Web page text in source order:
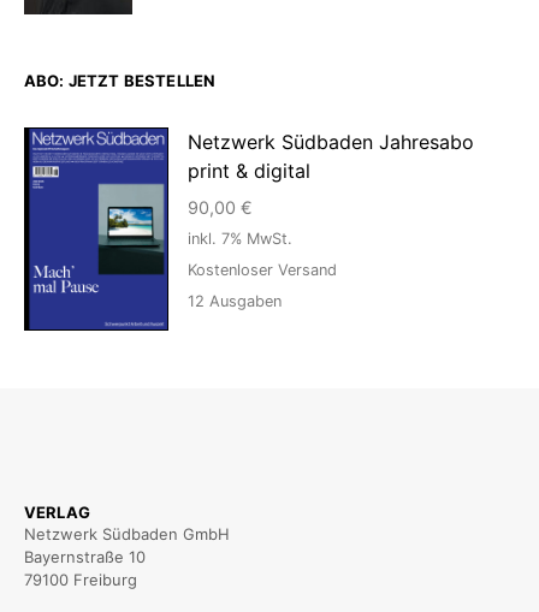
ABO: JETZT BESTELLEN
Netzwerk Südbaden Jahresabo
print & digital
90,00 €
inkl. 7% MwSt.
Kostenloser Versand
12 Ausgaben
VERLAG
Netzwerk Südbaden GmbH
Bayernstraße 10
79100 Freiburg